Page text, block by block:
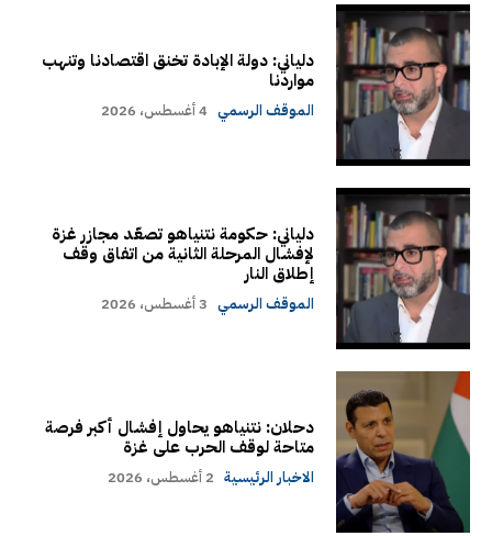
دلياني: دولة الإبادة تخنق اقتصادنا وتنهب
مواردنا
الموقف الرسمي 4 أغسطس، 2026
دلياني: حكومة نتنياهو تصعّد مجازر غزة
لإفشال المرحلة الثانية من اتفاق وقف
إطلاق النار
الموقف الرسمي 3 أغسطس، 2026
دحلان: نتنياهو يحاول إفشال أكبر فرصة
متاحة لوقف الحرب على غزة
الاخبار الرئيسية 2 أغسطس، 2026